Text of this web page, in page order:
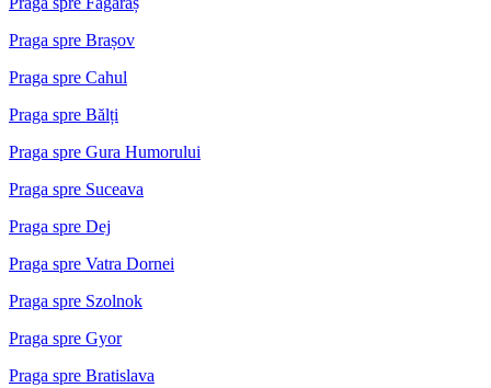
Praga spre Brașov
Praga spre Cahul
Praga spre Bălți
Praga spre Gura Humorului
Praga spre Suceava
Praga spre Dej
Praga spre Vatra Dornei
Praga spre Szolnok
Praga spre Gyor
Praga spre Bratislava